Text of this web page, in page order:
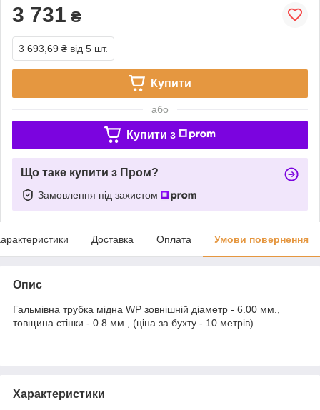
3 731 ₴
3 693,69 ₴ від 5 шт.
Купити
або
Купити з
Що таке купити з Пром?
Замовлення під захистом
Доставка Оплата Умови повернення
Опис
Гальмівна трубка мідна WP зовнішній діаметр - 6.00 мм.,
товщина стінки - 0.8 мм., (ціна за бухту - 10 метрів)
Характеристики